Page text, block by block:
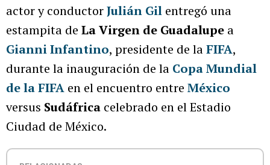
actor y conductorJulián Gil entregó una
estampita de La Virgen de Guadalupe a
Gianni Infantino, presidente de laFIFA,
durante la inauguración de la Copa Mundial
de la FIFA en el encuentro entre México
versus Sudáfrica celebrado en el Estadio
Ciudad de México.